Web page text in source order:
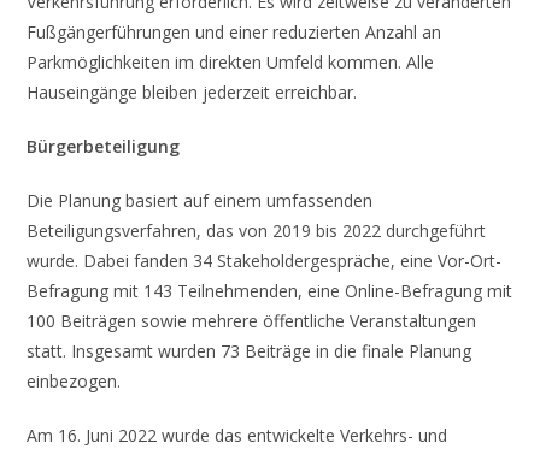
Fußgängerführungen und einer reduzierten Anzahl an
Parkmöglichkeiten im direkten Umfeld kommen. Alle
Hauseingänge bleiben jederzeit erreichbar.
Bürgerbeteiligung
Die Planung basiert auf einem umfassenden
Beteiligungsverfahren, das von 2019 bis 2022 durchgeführt
wurde. Dabei fanden 34 Stakeholdergespräche, eine Vor-Ort-
Befragung mit 143 Teilnehmenden, eine Online-Befragung mit
100 Beiträgen sowie mehrere öffentliche Veranstaltungen
statt. Insgesamt wurden 73 Beiträge in die finale Planung
einbezogen.
Am 16. Juni 2022 wurde das entwickelte Verkehrs- und